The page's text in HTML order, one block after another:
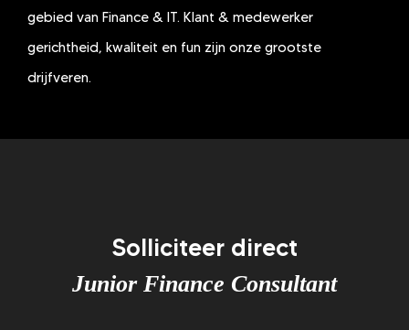
gebied van Finance & IT. Klant & medewerker
gerichtheid, kwaliteit en fun zijn onze grootste
drijfveren.
Solliciteer direct
Junior Finance Consultant